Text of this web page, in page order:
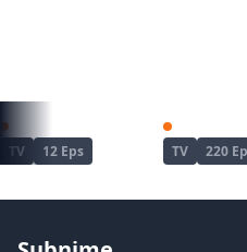
TV 12 Eps TV 220